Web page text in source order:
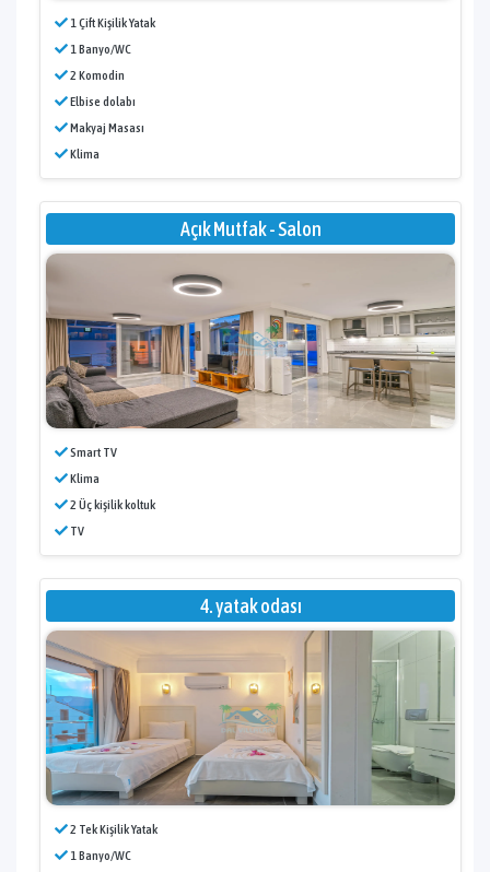
1 Çift Kişilik Yatak
1 Banyo/WC
2 Komodin
Elbise dolabı
Makyaj Masası
Klima
Açık Mutfak - Salon
Smart TV
Klima
2 Üç kişilik koltuk
TV
4. yatak odası
2 Tek Kişilik Yatak
1 Banyo/WC